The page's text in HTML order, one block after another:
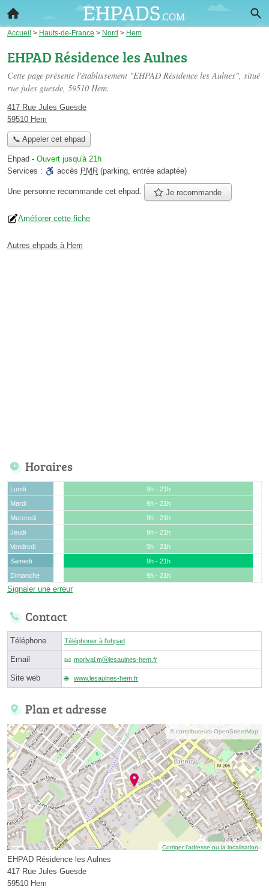
Accueil > Hauts-de-France > Nord > Hem
EHPAD Résidence les Aulnes
Cette page présente l'établissement "EHPAD Résidence les Aulnes", situé
rue jules guesde, 59510 Hem.
417 Rue Jules Guesde
59510 Hem
📞 Appeler cet ehpad
Ehpad - Ouvert jusqu'à 21h
Services :
accès PMR (parking, entrée adaptée)
Une personne recommande cet ehpad. Je recommande
Améliorer cette fiche
Autres ehpads à Hem
Horaires
Lundi
9h - 21h
Mardi
9h - 21h
Mercredi
9h - 21h
Jeudi
9h - 21h
Vendredi
9h - 21h
Samedi
9h - 21h
Dimanche
9h - 21h
Signaler une erreur
Contact
Téléphone Téléphoner à l'ehpad
Email morival.mⓐlesaulnes-hem.fr
Site web www.lesaulnes-hem.fr
Plan et adresse
© contributeurs OpenStreetMap
Corriger l’adresse ou la localisation
EHPAD Résidence les Aulnes
417 Rue Jules Guesde
59510 Hem